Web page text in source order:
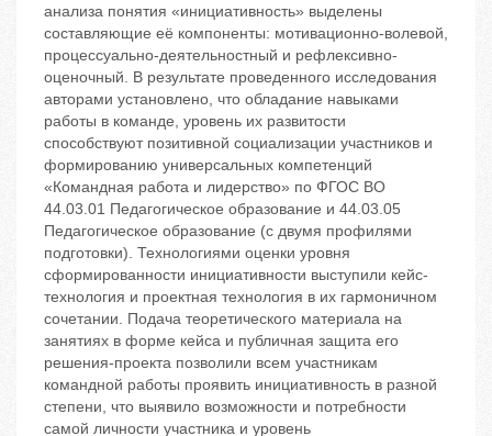
анализа понятия «инициативность» выделены
составляющие её компоненты: мотивационно-волевой,
процессуально-деятельностный и рефлексивно-
оценочный. В результате проведенного исследования
авторами установлено, что обладание навыками
работы в команде, уровень их развитости
способствуют позитивной социализации участников и
формированию универсальных компетенций
«Командная работа и лидерство» по ФГОС ВО
44.03.01 Педагогическое образование и 44.03.05
Педагогическое образование (с двумя профилями
подготовки). Технологиями оценки уровня
сформированности инициативности выступили кейс-
технология и проектная технология в их гармоничном
сочетании. Подача теоретического материала на
занятиях в форме кейса и публичная защита его
решения-проекта позволили всем участникам
командной работы проявить инициативность в разной
степени, что выявило возможности и потребности
самой личности участника и уровень